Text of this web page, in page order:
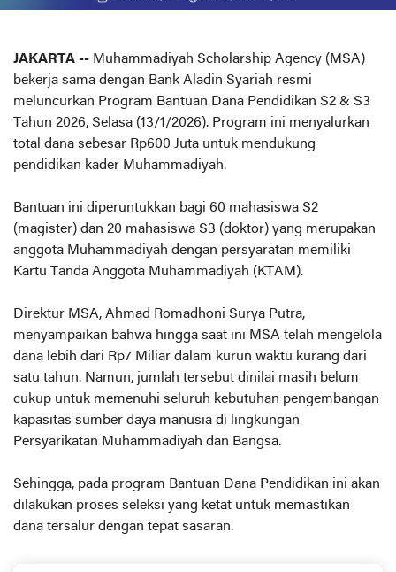
JAKARTA -- Muhammadiyah Scholarship Agency (MSA)
bekerja sama dengan Bank Aladin Syariah resmi
meluncurkan Program Bantuan Dana Pendidikan S2 & S3
Tahun 2026, Selasa (13/1/2026). Program ini menyalurkan
total dana sebesar Rp600 Juta untuk mendukung
pendidikan kader Muhammadiyah.
Bantuan ini diperuntukkan bagi 60 mahasiswa S2
(magister) dan 20 mahasiswa S3 (doktor) yang merupakan
anggota Muhammadiyah dengan persyaratan memiliki
Kartu Tanda Anggota Muhammadiyah (KTAM).
Direktur MSA, Ahmad Romadhoni Surya Putra,
menyampaikan bahwa hingga saat ini MSA telah mengelola
dana lebih dari Rp7 Miliar dalam kurun waktu kurang dari
satu tahun. Namun, jumlah tersebut dinilai masih belum
cukup untuk memenuhi seluruh kebutuhan pengembangan
kapasitas sumber daya manusia di lingkungan
Persyarikatan Muhammadiyah dan Bangsa.
Sehingga, pada program Bantuan Dana Pendidikan ini akan
dilakukan proses seleksi yang ketat untuk memastikan
dana tersalur dengan tepat sasaran.